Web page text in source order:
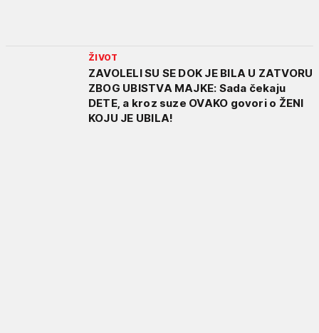
ŽIVOT
ZAVOLELI SU SE DOK JE BILA U ZATVORU
ZBOG UBISTVA MAJKE: Sada čekaju
DETE, a kroz suze OVAKO govori o ŽENI
KOJU JE UBILA!